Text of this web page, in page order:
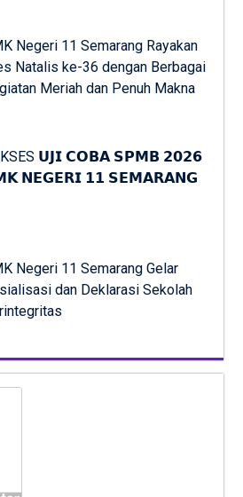
Negeri 11 Semarang Rayakan
Natalis ke-36 dengan Berbagai
Meriah dan Penuh Makna
𝗨𝗝𝗜 𝗖𝗢𝗕𝗔 𝗦𝗣𝗠𝗕 𝟮𝟬𝟮𝟲
𝗡𝗘𝗚𝗘𝗥𝗜 𝟭𝟭 𝗦𝗘𝗠𝗔𝗥𝗔𝗡𝗚
Negeri 11 Semarang Gelar
dan Deklarasi Sekolah